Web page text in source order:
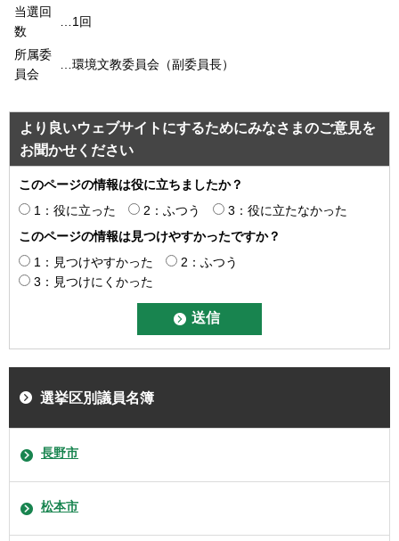
当選回
数
…1回
所属委
員会
…環境文教委員会（副委員長）
より良いウェブサイトにするためにみなさまのご意見を
お聞かせください
このページの情報は役に立ちましたか？
1：役に立った
2：ふつう
3：役に立たなかった
このページの情報は見つけやすかったですか？
1：見つけやすかった
2：ふつう
3：見つけにくかった
選挙区別議員名簿
長野市
松本市